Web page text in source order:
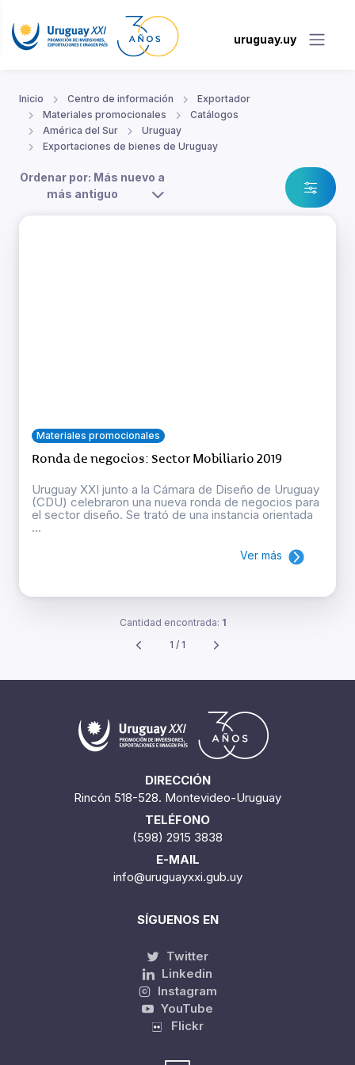
uruguay.uy
Inicio Centro de información
Exportador
Materiales promocionales
Catálogos
América del Sur
Uruguay
Exportaciones de bienes de Uruguay
Ordenar por: Más nuevo a
más antiguo
Materiales promocionales
Ronda de negocios: Sector Mobiliario 2019
Uruguay XXI junto a la Cámara de Diseño de Uruguay
(CDU) celebraron una nueva ronda de negocios para
el sector diseño. Se trató de una instancia orientada
...
Ver más
Cantidad encontrada: 1
1 / 1
DIRECCIÓN
Rincón 518-528. Montevideo-Uruguay
TELÉFONO
(598) 2915 3838
E-MAIL
info@uruguayxxi.gub.uy
SÍGUENOS EN
Twitter
Linkedin
Instagram
YouTube
Flickr